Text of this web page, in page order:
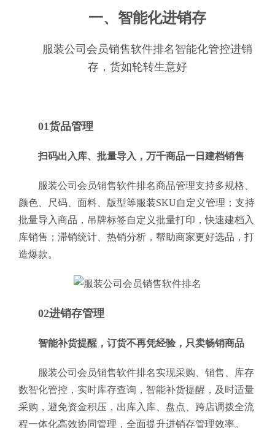
一、智能化进销存
服装公司会员销售软件排名智能化管控进销
存，货如轮转生意好
01货品管理
扫码出入库、批量导入，万千商品一日建档销售
服装公司会员销售软件排名商品管理支持多规格、
颜色、尺码、面料、版型等服装SKU自定义管理；支持
批量导入商品，吊牌标签自定义批量打印，快速建档入
库销售；滞销统计、热销分析，帮助商家更好选品，打
造爆款。
02进销存管理
智能补货提醒，订货不再凭经验，只卖畅销商品
服装公司会员销售软件排名实现采购、销售、库存
数智化管控，实时库存查询，智能补货提醒，及时适量
采购，避免资金积压，出库入库、盘点、跨店调拨全流
程一体化高效协同管理，全面提升进销存管理效率。